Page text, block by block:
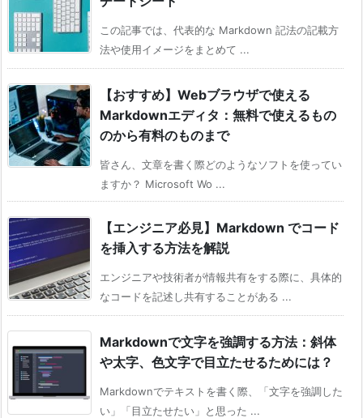
この記事では、代表的な Markdown 記法の記載方
法や使用イメージをまとめて ...
【おすすめ】Webブラウザで使える
Markdownエディタ：無料で使えるもの
のから有料のものまで
皆さん、文章を書く際どのようなソフトを使ってい
ますか？ Microsoft Wo ...
【エンジニア必見】Markdown でコード
を挿入する方法を解説
エンジニアや技術者が情報共有をする際に、具体的
なコードを記述し共有することがある ...
Markdownで文字を強調する方法：斜体
や太字、色文字で目立たせるためには？
Markdownでテキストを書く際、「文字を強調した
い」「目立たせたい」と思った ...